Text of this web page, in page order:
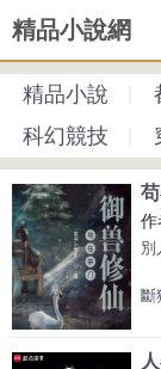
精品小說網
精品小說
科幻競技
作
別
斷